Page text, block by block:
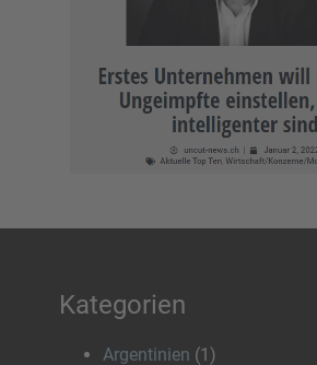
Kategorien
Argentinien (1)